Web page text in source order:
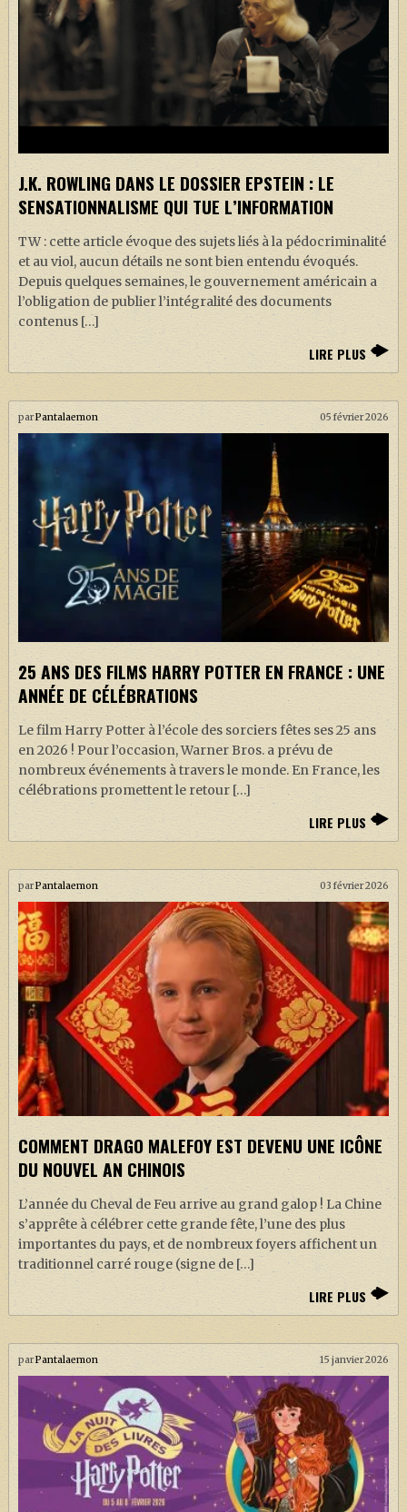
J.K. ROWLING DANS LE DOSSIER EPSTEIN : LE
SENSATIONNALISME QUI TUE L’INFORMATION
TW : cette article évoque des sujets liés à la pédocriminalité
et au viol, aucun détails ne sont bien entendu évoqués.
Depuis quelques semaines, le gouvernement américain a
l’obligation de publier l’intégralité des documents
contenus […]
LIRE PLUS
parPantalaemon 05 février 2026
25 ANS DES FILMS HARRY POTTER EN FRANCE : UNE
ANNÉE DE CÉLÉBRATIONS
Le film Harry Potter à l’école des sorciers fêtes ses 25 ans
en 2026 ! Pour l’occasion, Warner Bros. a prévu de
nombreux événements à travers le monde. En France, les
célébrations promettent le retour […]
LIRE PLUS
parPantalaemon 03 février 2026
COMMENT DRAGO MALEFOY EST DEVENU UNE ICÔNE
DU NOUVEL AN CHINOIS
L’année du Cheval de Feu arrive au grand galop ! La Chine
s’apprête à célébrer cette grande fête, l’une des plus
importantes du pays, et de nombreux foyers affichent un
traditionnel carré rouge (signe de […]
LIRE PLUS
parPantalaemon 15 janvier 2026